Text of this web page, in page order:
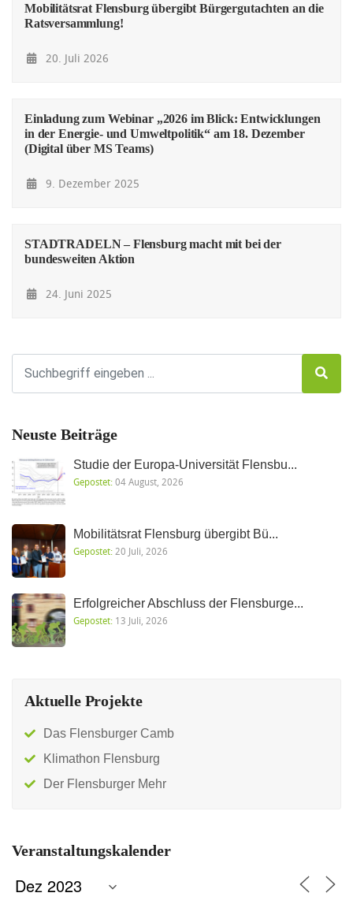
Mobilitätsrat Flensburg übergibt Bürgergutachten an die
Ratsversammlung!
20. Juli 2026
Einladung zum Webinar „2026 im Blick: Entwicklungen
in der Energie- und Umweltpolitik“ am 18. Dezember
(Digital über MS Teams)
9. Dezember 2025
STADTRADELN – Flensburg macht mit bei der
bundesweiten Aktion
24. Juni 2025
Neuste Beiträge
Studie der Europa-Universität Flensbu...
Gepostet:04 August, 2026
Mobilitätsrat Flensburg übergibt Bü...
Gepostet: 20 Juli, 2026
Erfolgreicher Abschluss der Flensburge...
Gepostet: 13 Juli, 2026
Aktuelle Projekte
Das Flensburger Camb
Klimathon Flensburg
Der Flensburger Mehr
Veranstaltungskalender